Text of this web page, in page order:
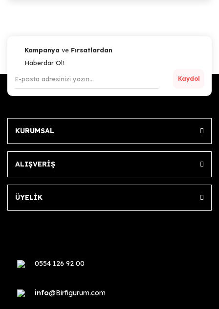
Kampanya ve Fırsatlardan
Haberdar Ol!
Kaydol
KURUMSAL
ALIŞVERİŞ
ÜYELİK
0554 126 92 00
info@Birfigurum.com